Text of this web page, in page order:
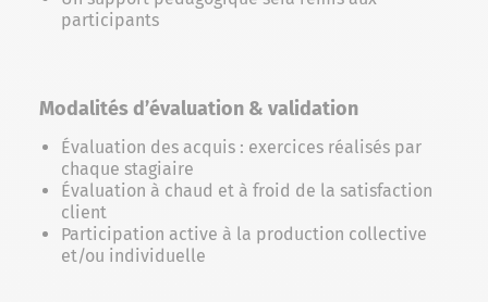
participants
Modalités d’évaluation & validation
Évaluation des acquis : exercices réalisés par
chaque stagiaire
Évaluation à chaud et à froid de la satisfaction
client
Participation active à la production collective
et/ou individuelle